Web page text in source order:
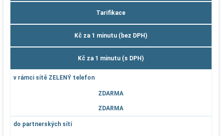
Tarifikace
Kč za 1 minutu (bez DPH)
Kč za 1 minutu (s DPH)
v rámci sítě ZELENÝ telefon
ZDARMA
ZDARMA
do partnerských sítí